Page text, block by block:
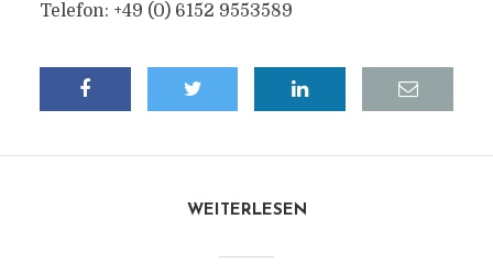
Telefon: +49 (0) 6152 9553589
WEITERLESEN